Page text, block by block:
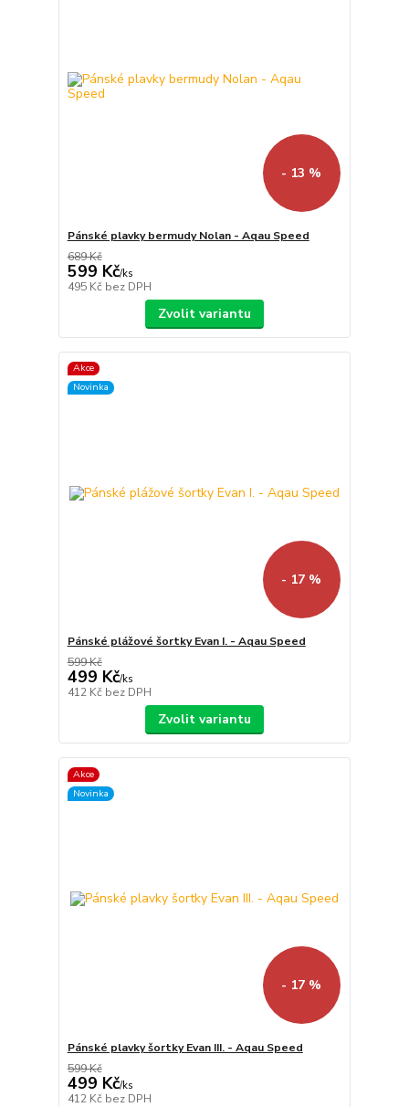
- 13 %
Pánské plavky bermudy Nolan - Aqau Speed
689 Kč
599 Kč/ks
495 Kč bez DPH
Zvolit variantu
Akce
Novinka
- 17 %
Pánské plážové šortky Evan I. - Aqau Speed
599 Kč
499 Kč/ks
412 Kč bez DPH
Zvolit variantu
Akce
Novinka
- 17 %
Pánské plavky šortky Evan III. - Aqau Speed
599 Kč
499 Kč/ks
412 Kč bez DPH